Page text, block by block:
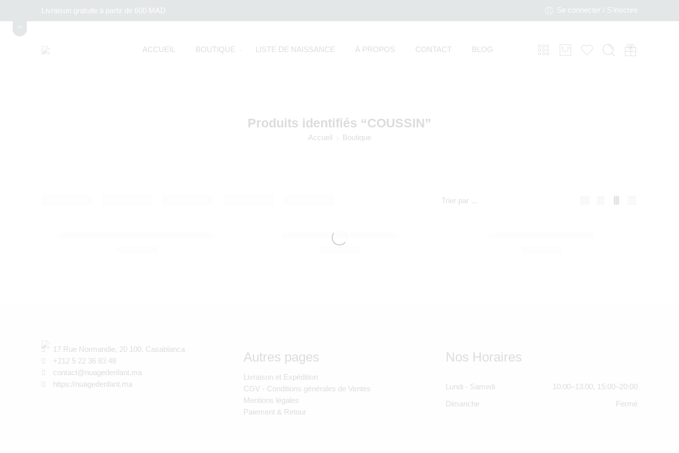
Livraison gratuite à partir de 600 MAD Se connecter / S'inscrire
ACCUEIL BOUTIQUE LISTE DE NAISSANCE À PROPOS CONTACT BLOG
Produits identifiés “COUSSIN”
Accueil Boutique
Trier par ...
COUSSIN DE BAIN CANDIDE
17 Rue Normandie, 20 100, Casablanca
+212 5 22 36 83 48
contact@nuagedenfant.ma
https://nuagedenfant.ma
Autres pages
Livraison et Expédition
CGV - Conditions générales de Ventes
Mentions légales
Paiement & Retour
Nos Horaires
Lundi - Samedi 10:00–13:00, 15:00–20:00
Dimanche Fermé